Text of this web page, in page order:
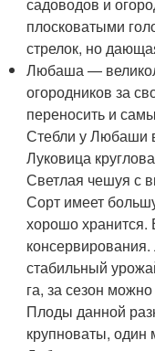
плосковатыми
стрелок, но
Любаша —
огородников за
переносить и
Стебли у Любаши
Луковица
Светлая чешуя с
Сорт имеет
хорошо хранится.
стабильный
га, за сезон
Плоды данной
крупноваты, один